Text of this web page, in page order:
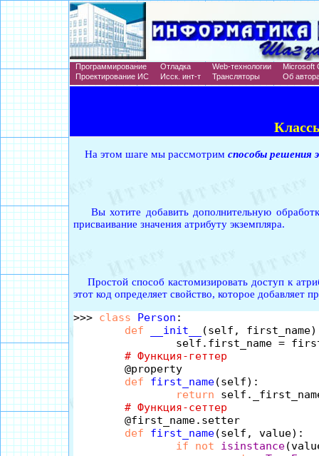
Программирование Отладка Web-технологии
Microsoft
Проектирование ИС
Исск. инт-т Трансляторы Об
На этом шаге мы рассмотрим способы решения
Вы хотите добавить дополнительную
присваивание значения атрибуту экземпляра.
Простой способ кастомизировать доступ к
этот код определяет свойство, которое добавляет
>>> class Person :
def
__init__
(self,
# Функция-геттер
def
first_name(self):
return
# Функция-сеттер
def
first_name(self, value):
if
not isinstance